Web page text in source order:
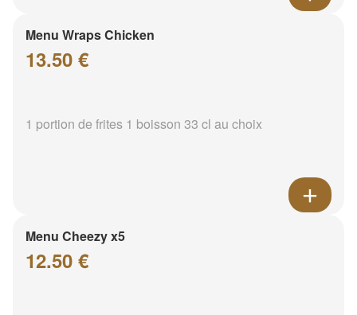
Menu Wraps Chicken
13.50 €
1 portion de frites 1 boisson 33 cl au choix
Menu Cheezy x5
12.50 €